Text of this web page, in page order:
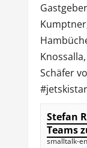
Kumptner
Knossalla,
Schäfer
Stefan
Teams
smalltalk-